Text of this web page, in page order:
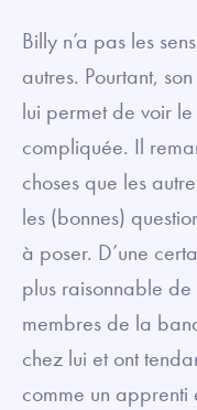
Billy n’a pas les
autres. Pourtant,
lui permet de voir
compliquée. Il
choses que les
les (bonnes)
à poser. D’une
plus raisonnable
membres de la
chez lui et ont
comme un apprenti